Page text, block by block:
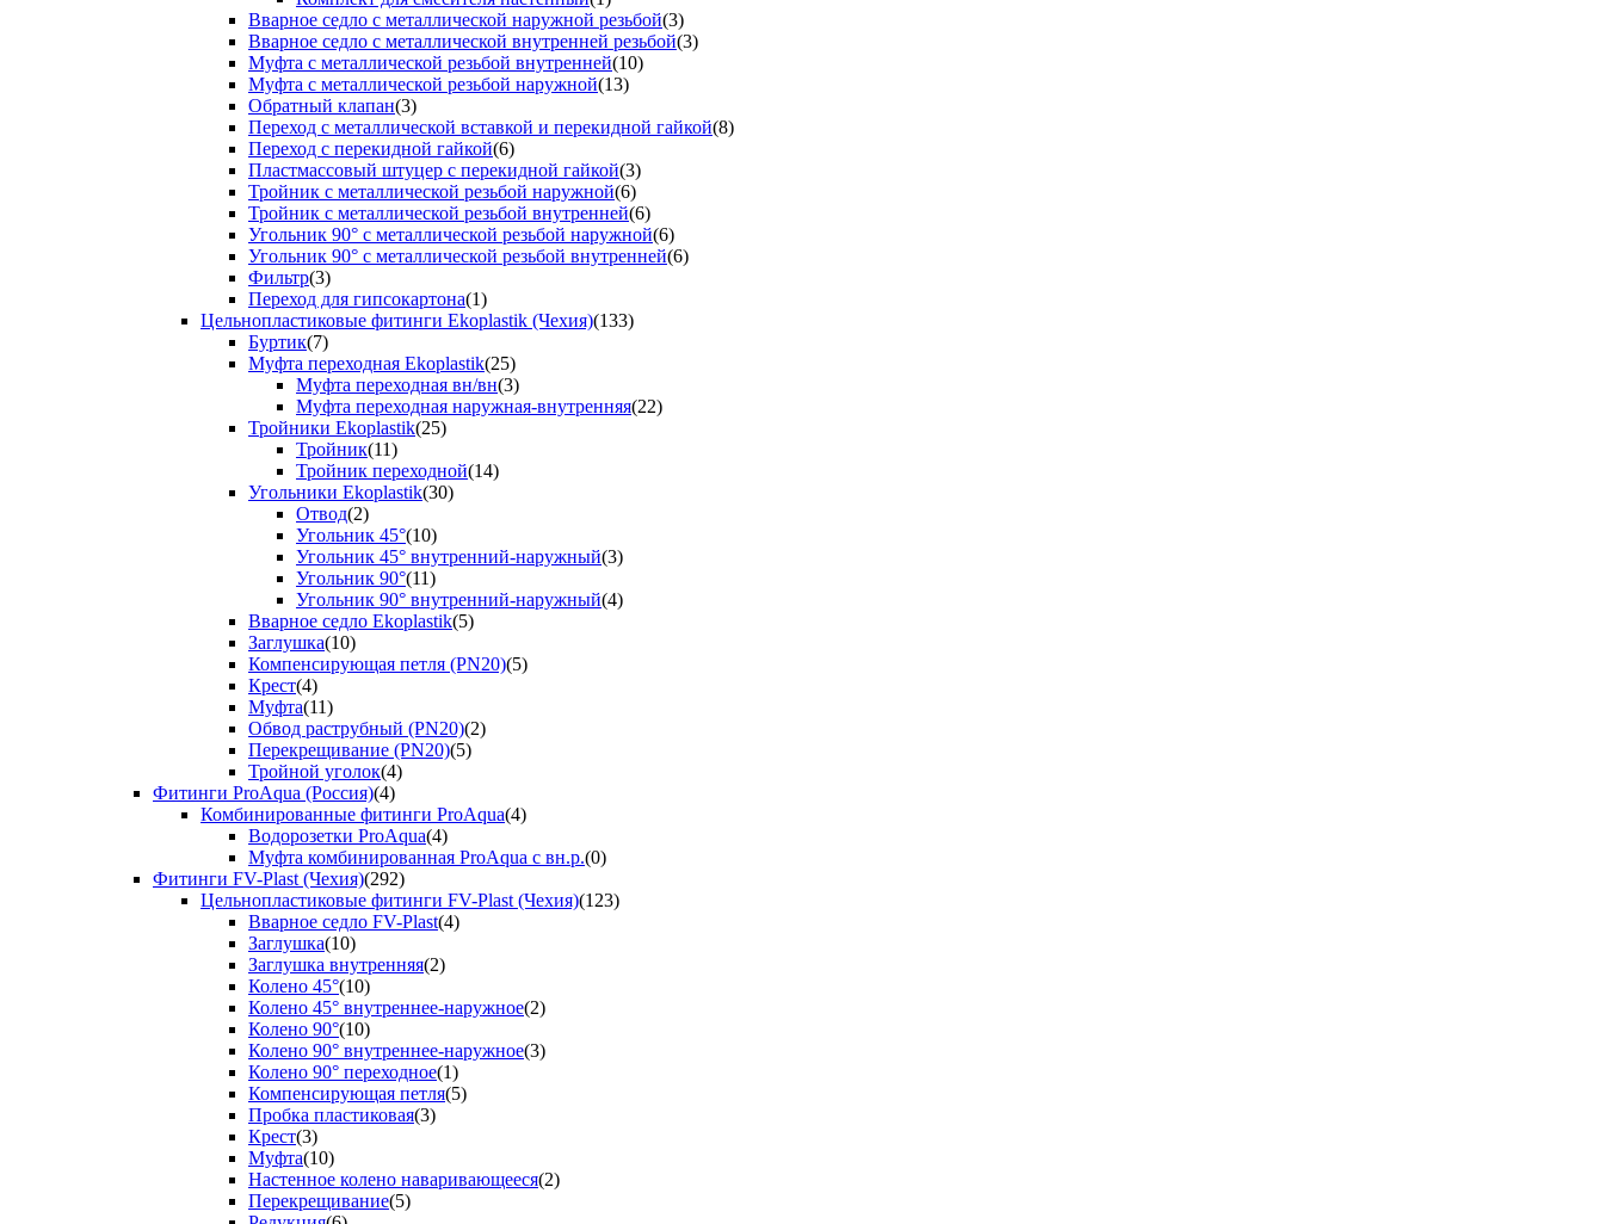
Вварное седло с металлической наружной резьбой(3)
Вварное седло с металлической внутренней резьбой(3)
Муфта с металлической резьбой внутренней(10)
Муфта с металлической резьбой наружной(13)
Обратный клапан(3)
Переход с металлической вставкой и перекидной гайкой(8)
Переход с перекидной гайкой(6)
Пластмассовый штуцер с перекидной гайкой(3)
Тройник с металлической резьбой наружной(6)
Тройник с металлической резьбой внутренней(6)
Угольник 90° с металлической резьбой наружной(6)
Угольник 90° с металлической резьбой внутренней(6)
Фильтр(3)
Переход для гипсокартона(1)
Цельнопластиковые фитинги Ekoplastik (Чехия)(133)
Буртик(7)
Муфта переходная Ekoplastik(25)
Муфта переходная вн/вн(3)
Муфта переходная наружная-внутренняя(22)
Тройники Ekoplastik(25)
Тройник(11)
Тройник переходной(14)
Угольники Ekoplastik(30)
Отвод(2)
Угольник 45°(10)
Угольник 45° внутренний-наружный(3)
Угольник 90°(11)
Угольник 90° внутренний-наружный(4)
Вварное седло Ekoplastik(5)
Заглушка(10)
Компенсирующая петля (PN20)(5)
Крест(4)
Муфта(11)
Обвод раструбный (PN20)(2)
Перекрещивание (PN20)(5)
Тройной уголок(4)
Фитинги ProAqua (Россия)(4)
Комбинированные фитинги ProAqua(4)
Водорозетки ProAqua(4)
Муфта комбинированная ProAqua с вн.р.(0)
Фитинги FV-Plast (Чехия)(292)
Цельнопластиковые фитинги FV-Plast (Чехия)(123)
Вварное седло FV-Plast(4)
Заглушка(10)
Заглушка внутренняя(2)
Колено 45°(10)
Колено 45° внутреннее-наружное(2)
Колено 90°(10)
Колено 90° внутреннее-наружное(3)
Колено 90° переходное(1)
Компенсирующая петля(5)
Пробка пластиковая(3)
Крест(3)
Муфта(10)
Настенное колено наваривающееся(2)
Перекрещивание(5)